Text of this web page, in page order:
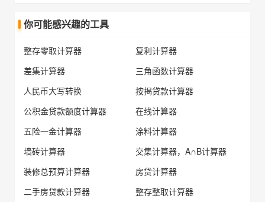
你可能感兴趣的工具
整存零取计算器
复利计算器
差集计算器
三角函数计算器
人民币大写转换
按揭贷款计算器
公积金贷款额度计算器
在线计算器
五险一金计算器
涂料计算器
墙砖计算器
交集计算器，A∩B计算器
装修总预算计算器
房贷计算器
二手房贷款计算器
整存整取计算器